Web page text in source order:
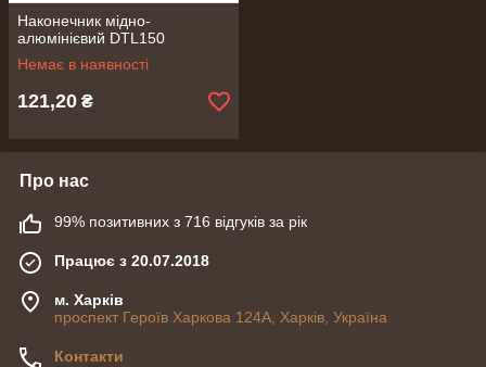
Наконечник мідно-
алюмінієвий DTL150
Немає в наявності
121,20 ₴
Про нас
99% позитивних з 716 відгуків за рік
Працює з 20.07.2018
м. Харків
проспект Героїв Харкова 124А, Харків, Україна
Контакти